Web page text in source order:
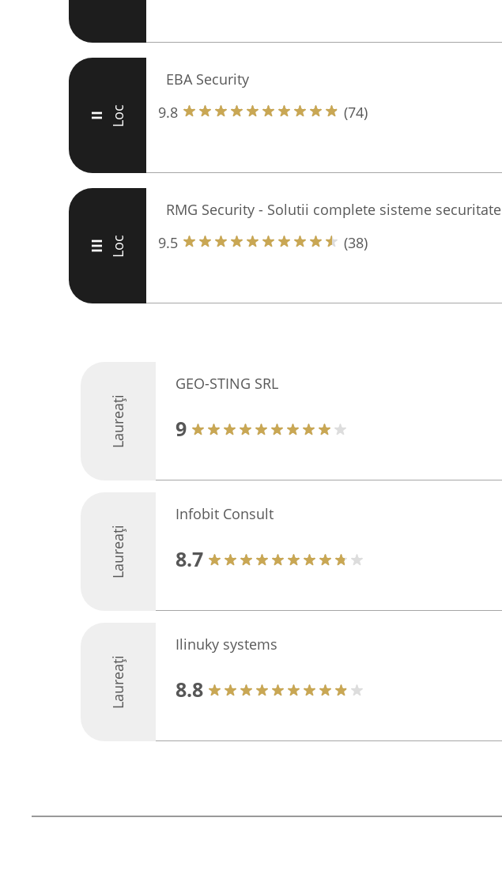
II Loc
EBA Security
9.8
(74)
III Loc
RMG Security - Solutii complete sisteme securitate
9.5
(38)
Laureați
GEO-STING SRL
9
Laureați
Infobit Consult
8.7
Laureați
Ilinuky systems
8.8